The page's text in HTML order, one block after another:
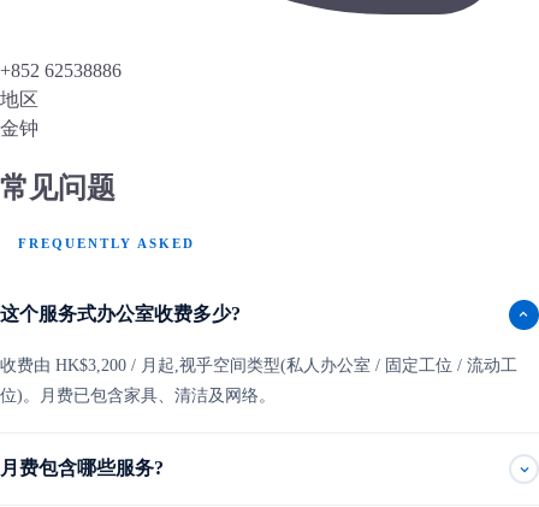
+852 62538886
地区
金钟
常见问题
FREQUENTLY ASKED
这个服务式办公室收费多少?
收费由 HK$3,200 / 月起,视乎空间类型(私人办公室 / 固定工位 / 流动工
位)。月费已包含家具、清洁及网络。
月费包含哪些服务?